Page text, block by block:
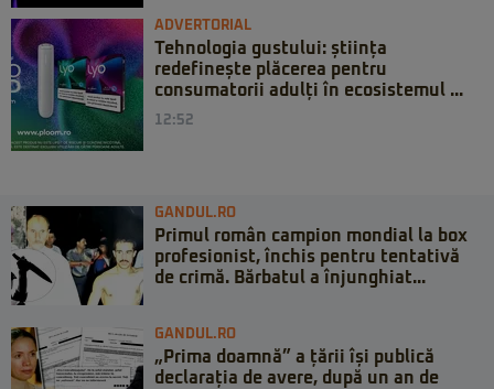
ADVERTORIAL
Tehnologia gustului: știința
redefinește plăcerea pentru
consumatorii adulți în ecosistemul ...
12:52
GANDUL.RO
Primul român campion mondial la box
profesionist, închis pentru tentativă
de crimă. Bărbatul a înjunghiat...
GANDUL.RO
„Prima doamnă” a țării își publică
declarația de avere, după un an de